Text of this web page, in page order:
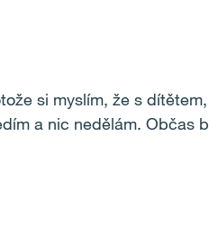
si myslím, že s
a nic nedělám. Občas